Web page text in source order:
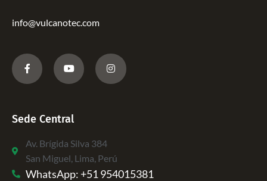
info@vulcanotec.com
Sede Central
Av. Brígida Silva 384
San Miguel, Lima, Perú
WhatsApp: +51 954015381